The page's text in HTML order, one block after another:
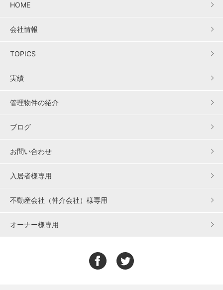
HOME
会社情報
TOPICS
実績
管理物件の紹介
ブログ
お問い合わせ
入居者様専用
不動産会社（仲介会社）様専用
オーナー様専用